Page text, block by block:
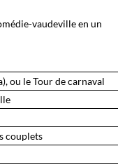
vaudeville en un
ou le Tour de carnaval
couplets